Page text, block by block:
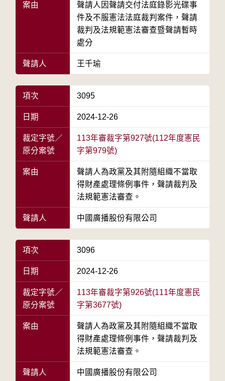
案由
聲請人因聲請交付法庭錄影光碟事
件及不服憲法法庭裁判案件，聲請
裁判及法規範憲法審查暨聲請暫時
處分
聲請人 王千瑜
項次 3095
日期 2024-12-26
裁定字號／
原分案號
113年審裁字第927號(112年度憲民
字第979號)
案由
聲請人為政黨及其附隨組織不當取
得財產處理條例事件，聲請裁判及
法規範憲法審查。
聲請人 中國廣播股份有限公司
項次 3096
日期 2024-12-26
裁定字號／
原分案號
113年審裁字第926號(111年度憲民
字第3677號)
案由
聲請人為政黨及其附隨組織不當取
得財產處理條例事件，聲請裁判及
法規範憲法審查。
聲請人 中國廣播股份有限公司